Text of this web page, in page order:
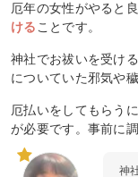
厄年の女性がやると
けることです。
神社でお祓いを受け
についていた邪気や
厄払いをしてもらう
が必要です。事前に
神